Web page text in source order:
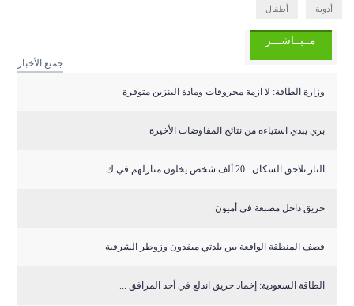
أدوية أطفال
مــبــاشـــر
جميع الأخبار
وزارة الطاقة: لا ازمة محروقات ومادة البنزين متوفرة
بري يبدي استياءه من نتائج المفاوضات الأخيرة
النار تلاحق السكان.. 20 ألف شخص يخلون منازلهم في ك...
حريق داخل مصبغة في أميون
قصف المنطقة الواقعة بين بلدتي ميفدون وزوطر الشرقية
‏الطاقة السعودية: إخماد حريق اندلع في أحد المرافق ...